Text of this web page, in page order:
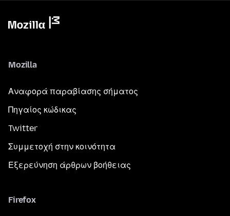
Mozilla
Αναφορά παραβίασης σήματος
Πηγαίος κώδικας
Twitter
Συμμετοχή στην κοινότητα
Εξερεύνηση άρθρων βοήθειας
Firefox